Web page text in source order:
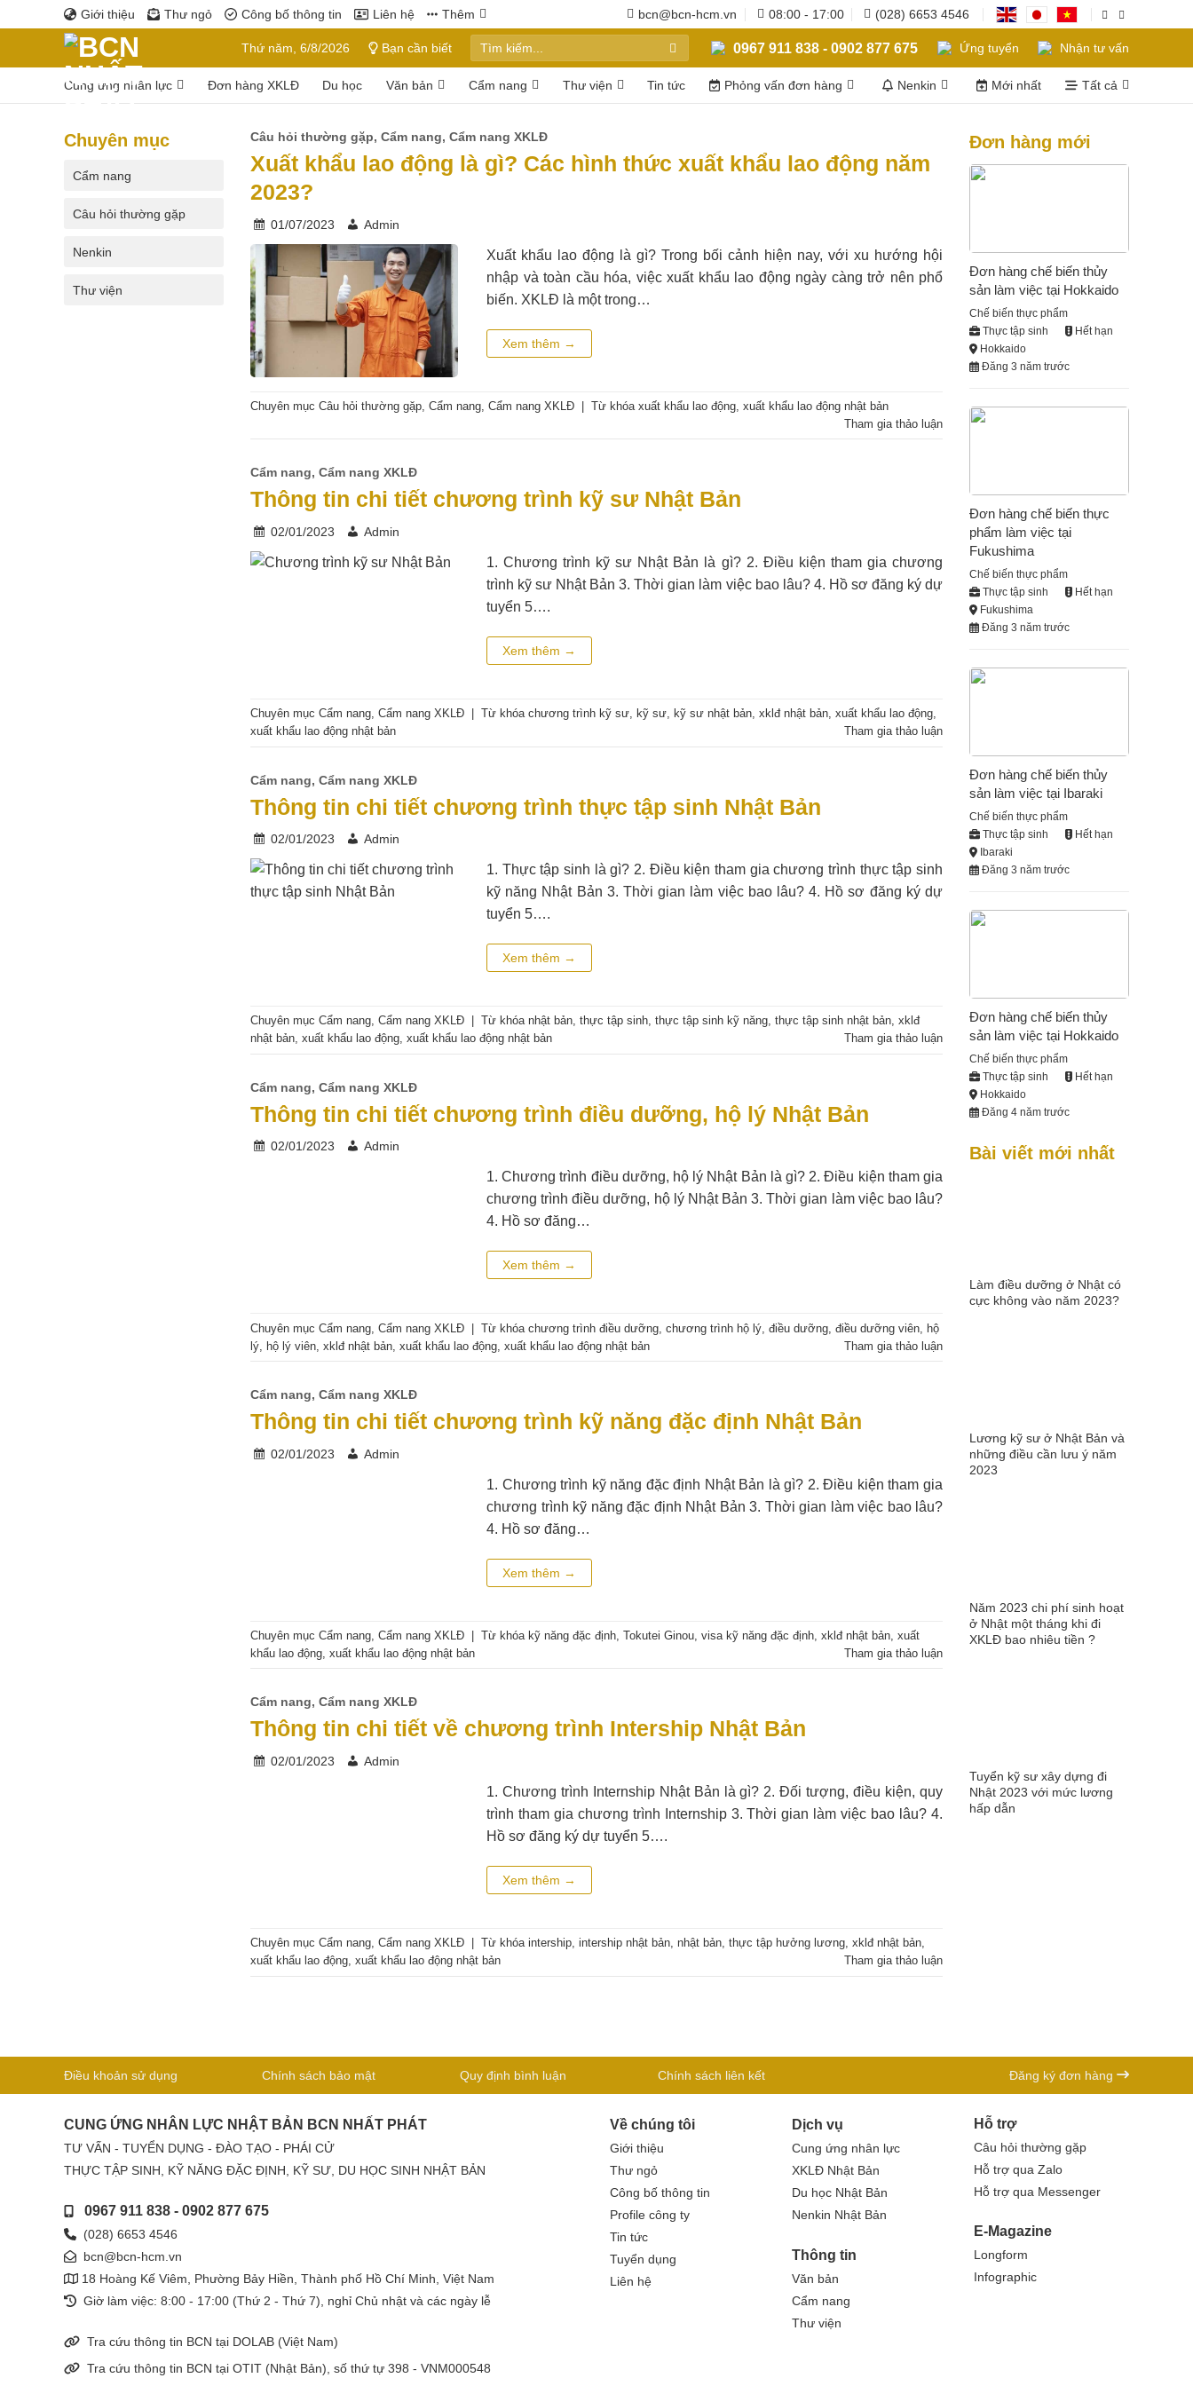
qua
Giới thiệu Thư ngỏ Công bố thông tin Liên hệ Thêm bcn@bcn-hcm.vn 08:00 - 17:00 (028) 6653 4546
Thứ năm, 6/8/2026 Bạn cần biết 0967 911 838 - 0902 877 675 Ứng tuyển Nhận tư vấn
Cung ứng nhân lực Đơn hàng XKLĐ Du học Văn bản Cẩm nang Thư viện Tin tức Phỏng vấn đơn hàng Nenkin Mới nhất Tất cả
Chuyên mục
Cẩm nang
Câu hỏi thường gặp
Nenkin
Thư viện
Câu hỏi thường gặp, Cẩm nang, Cẩm nang XKLĐ
Xuất khẩu lao động là gì? Các hình thức xuất khẩu lao động năm
2023?
01/07/2023 Admin
Xuất khẩu lao động là gì? Trong bối cảnh hiện nay, với xu hướng hội
nhập và toàn cầu hóa, việc xuất khẩu lao động ngày càng trở nên phổ
biến. XKLĐ là một trong…
Xem thêm →
Chuyên mục Câu hỏi thường gặp Cẩm nang Cẩm nang XKLĐ Từ khóa xuất khẩu lao động xuất khẩu lao động nhật bản
Tham gia thảo luận
Cẩm nang, Cẩm nang XKLĐ
Thông tin chi tiết chương trình kỹ sư Nhật Bản
02/01/2023 Admin
1. Chương trình kỹ sư Nhật Bản là gì? 2. Điều kiện tham gia chương
trình kỹ sư Nhật Bản 3. Thời gian làm việc bao lâu? 4. Hồ sơ đăng ký dự
tuyển 5….
Xem thêm →
Chuyên mục Cẩm nang, Cẩm nang XKLĐ Từ khóa chương trình kỹ sư, kỹ sư, kỹ sư nhật bản, xklđ nhật bản, xuất khẩu lao động,
xuất khẩu lao động nhật bản
Tham gia thảo luận
Cẩm nang, Cẩm nang XKLĐ
Thông tin chi tiết chương trình thực tập sinh Nhật Bản
02/01/2023 Admin
1. Thực tập sinh là gì? 2. Điều kiện tham gia chương trình thực tập sinh
kỹ năng Nhật Bản 3. Thời gian làm việc bao lâu? 4. Hồ sơ đăng ký dự
tuyển 5….
Xem thêm →
Chuyên mục Cẩm nang, Cẩm nang XKLĐ Từ khóa nhật bản, thực tập sinh, thực tập sinh kỹ năng, thực tập sinh nhật bản, xklđ
nhật bản, xuất khẩu lao động, xuất khẩu lao động nhật bản Tham gia thảo luận
Cẩm nang, Cẩm nang XKLĐ
Thông tin chi tiết chương trình điều dưỡng, hộ lý Nhật Bản
02/01/2023 Admin
1. Chương trình điều dưỡng, hộ lý Nhật Bản là gì? 2. Điều kiện tham gia
chương trình điều dưỡng, hộ lý Nhật Bản 3. Thời gian làm việc bao lâu?
4. Hồ sơ đăng…
Xem thêm →
Chuyên mục Cẩm nang Cẩm nang XKLĐ | Từ khóa chương trình điều dưỡng chương trình hộ lý điều dưỡng điều dưỡng viên hộ
lý hộ lý viên xklđ nhật bản xuất khẩu lao động xuất khẩu lao động nhật bản Tham gia thảo luận
Cẩm nang, Cẩm nang XKLĐ
Thông tin chi tiết chương trình kỹ năng đặc định Nhật Bản
02/01/2023 Admin
1. Chương trình kỹ năng đặc định Nhật Bản là gì? 2. Điều kiện tham gia
chương trình kỹ năng đặc định Nhật Bản 3. Thời gian làm việc bao lâu?
4. Hồ sơ đăng…
Xem thêm →
Chuyên mục Cẩm nang, Cẩm nang XKLĐ Từ khóa kỹ năng đặc định, Tokutei Ginou, visa kỹ năng đặc định, xklđ nhật bản, xuất
khẩu lao động, xuất khẩu lao động nhật bản Tham gia thảo luận
Cẩm nang, Cẩm nang XKLĐ
Thông tin chi tiết về chương trình Intership Nhật Bản
02/01/2023 Admin
1. Chương trình Internship Nhật Bản là gì? 2. Đối tượng, điều kiện, quy
trình tham gia chương trình Internship 3. Thời gian làm việc bao lâu? 4.
Hồ sơ đăng ký dự tuyển 5….
Xem thêm →
Chuyên mục Cẩm nang, Cẩm nang XKLĐ Từ khóa intership, intership nhật bản, nhật bản, thực tập hưởng lương, xklđ nhật bản,
xuất khẩu lao động, xuất khẩu lao động nhật bản Tham gia thảo luận
Đơn hàng mới
Đơn hàng chế biến thủy
sản làm việc tại Hokkaido
Chế biến thực phẩm
Thực tập sinh
Hết hạn
Hokkaido
Đăng 3 năm trước
Đơn hàng chế biến thực
phẩm làm việc tại
Fukushima
Chế biến thực phẩm
Thực tập sinh
Hết hạn
Fukushima
Đăng 3 năm trước
Đơn hàng chế biến thủy
sản làm việc tại Ibaraki
Chế biến thực phẩm
Thực tập sinh
Hết hạn
Ibaraki
Đăng 3 năm trước
Đơn hàng chế biến thủy
sản làm việc tại Hokkaido
Chế biến thực phẩm
Thực tập sinh
Hết hạn
Hokkaido
Đăng 4 năm trước
Bài viết mới nhất
Làm điều dưỡng ở Nhật có
cực không vào năm 2023?
Lương kỹ sư ở Nhật Bản và
những điều cần lưu ý năm
2023
Năm 2023 chi phí sinh hoạt
ở Nhật một tháng khi đi
XKLĐ bao nhiêu tiền ?
Tuyển kỹ sư xây dựng đi
Nhật 2023 với mức lương
hấp dẫn
Điều khoản sử dụng Chính sách bảo mật Quy định bình luận Chính sách liên kết Đăng ký đơn hàng
CUNG ỨNG NHÂN LỰC NHẬT BẢN BCN NHẤT PHÁT
TƯ VẤN - TUYỂN DỤNG - ĐÀO TẠO - PHÁI CỬ
THỰC TẬP SINH, KỸ NĂNG ĐẶC ĐỊNH, KỸ SƯ, DU HỌC SINH NHẬT BẢN
0967 911 838- 0902 877 675
(028) 6653 4546
bcn@bcn-hcm.vn
18 Hoàng Kế Viêm, Phường Bảy Hiền, Thành phố Hồ Chí Minh, Việt Nam
Giờ làm việc: 8:00 - 17:00 (Thứ 2 - Thứ 7), nghỉ Chủ nhật và các ngày lễ
Tra cứu thông tin BCN tại DOLAB (Việt Nam)
Tra cứu thông tin BCN tại OTIT (Nhật Bản), số thứ tự 398 - VNM000548
Về chúng tôi
Giới thiệu
Thư ngỏ
Công bố thông tin
Profile công ty
Tin tức
Tuyển dụng
Liên hệ
Dịch vụ
Cung ứng nhân lực
XKLĐ Nhật Bản
Du học Nhật Bản
Nenkin Nhật Bản
Thông tin
Văn bản
Cẩm nang
Thư viện
Hỗ trợ
Câu hỏi thường gặp
Hỗ trợ qua Zalo
Hỗ trợ qua Messenger
E-Magazine
Longform
Infographic